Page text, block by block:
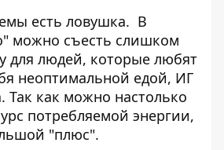
есть ловушка. В
можно съесть слишком
для людей, которые любят
неоптимальной едой, ИГ
Так как можно настолько
потребляемой энергии,
"плюс".